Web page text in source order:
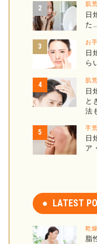
肌
日
た
お
日
ら
肌
日
と
法
手
日
ア
LATEST
乾
脂